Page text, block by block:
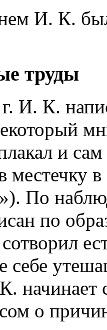
И. К.
труды
И. К.
и
местечку
По
по
себе
начинает
о